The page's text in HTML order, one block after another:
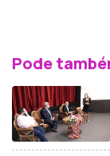
Pode